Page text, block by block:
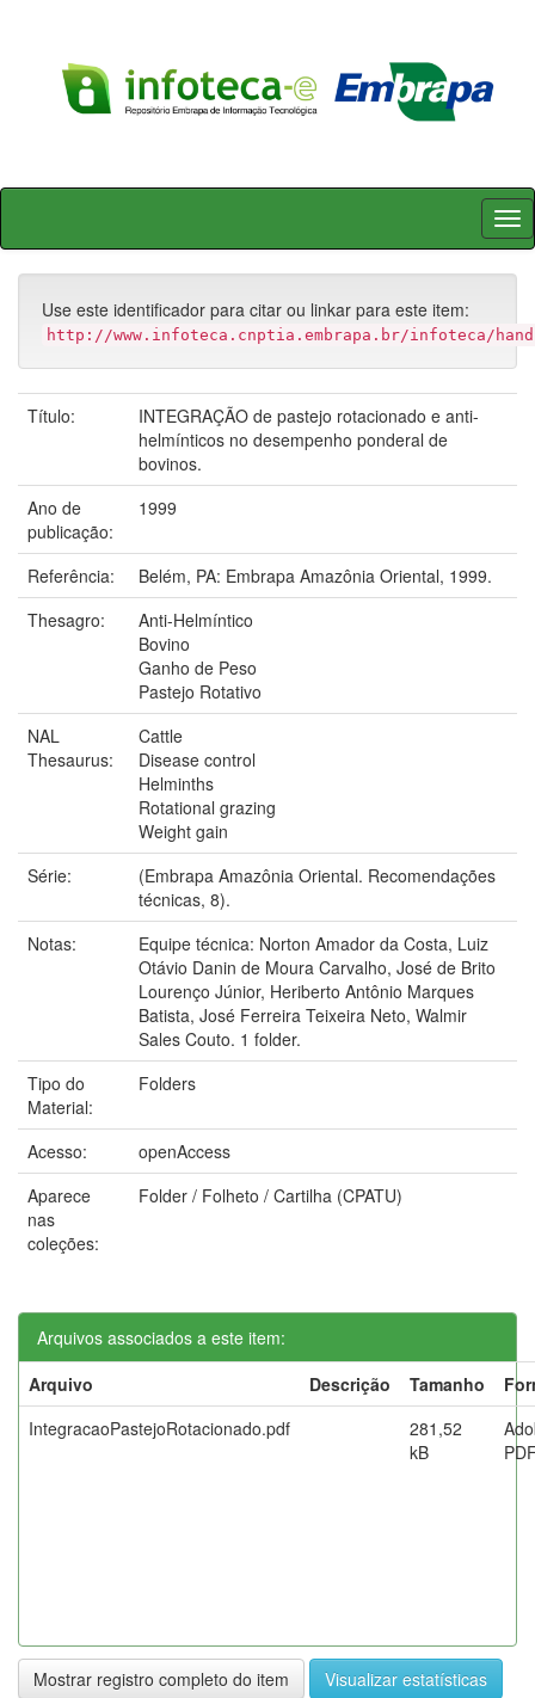
Skip
Use este identificador para citar ou linkar para este item:
http://www.infoteca.cnptia.embrapa.br/infoteca/
Título:
INTEGRAÇÃO de pastejo rotacionado e anti-
helmínticos no desempenho ponderal de
bovinos.
Ano de
publicação:
1999
Referência:
Belém, PA: Embrapa Amazônia Oriental, 1999.
Thesagro:
Anti-Helmíntico
Bovino
Ganho de Peso
Pastejo Rotativo
NAL
Thesaurus:
Cattle
Disease control
Helminths
Rotational grazing
Weight gain
Série:
(Embrapa Amazônia Oriental. Recomendações
técnicas, 8).
Notas:
Equipe técnica: Norton Amador da Costa, Luiz
Otávio Danin de Moura Carvalho, José de Brito
Lourenço Júnior, Heriberto Antônio Marques
Batista, José Ferreira Teixeira Neto, Walmir
Sales Couto. 1 folder.
Tipo do
Material:
Folders
Acesso:
openAccess
Aparece
nas
coleções:
Folder / Folheto / Cartilha (CPATU)
Arquivos associados a este item:
Arquivo
Descrição Tamanho
IntegracaoPastejoRotacionado.pdf
281,52
kB
Mostrar registro completo do item Visualizar estatísticas